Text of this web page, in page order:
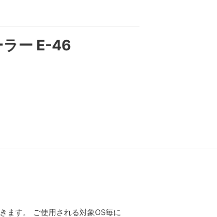
ー E-46
ます。 ご使用される対象OS毎に